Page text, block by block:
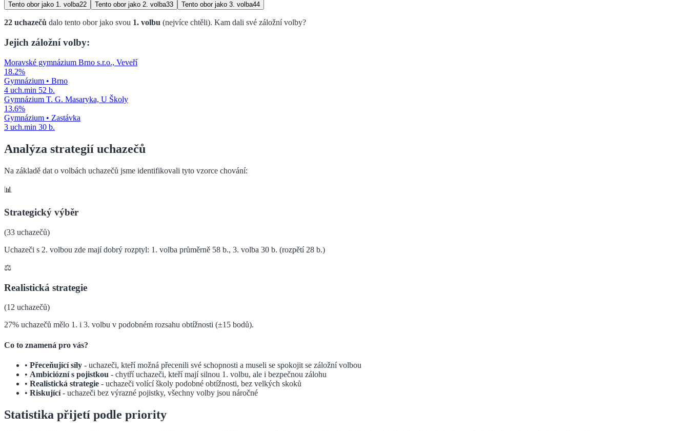
Tento obor jako 1. volba22 Tento obor jako 2. volba33 Tento obor jako 3. volba44
22 uchazečů dalo tento obor jako svou 1. volbu (nejvíce chtěli). Kam dali své záložní volby?
Jejich záložní volby:
Moravské gymnázium Brno s.r.o., Veveří
18.2%
Gymnázium • Brno
4 uch.min 52 b.
Gymnázium T. G. Masaryka, U Školy
13.6%
Gymnázium • Zastávka
3 uch.min 30 b.
Analýza strategií uchazečů
Na základě dat o volbách uchazečů jsme identifikovali tyto vzorce chování:
📊
Strategický výběr
(33 uchazečů)
Uchazeči s 2. volbou zde mají dobrý rozptyl: 1. volba průměrně 58 b., 3. volba 30 b. (rozpětí 28 b.)
⚖️
Realistická strategie
(12 uchazečů)
27% uchazečů mělo 1. i 3. volbu v podobném rozsahu obtížnosti (±15 bodů).
Co to znamená pro vás?
• Přeceňující síly - uchazeči, kteří možná přecenili své schopnosti a museli se spokojit se záložní volbou
• Ambiciózní s pojistkou - chytří uchazeči, kteří mají silnou 1. volbu, ale i bezpečnou zálohu
• Realistická strategie - uchazeči volící školy podobné obtížnosti, bez velkých skoků
• Riskující- uchazeči bez výrazné pojistky, všechny volby jsou náročné
Statistika přijetí podle priority